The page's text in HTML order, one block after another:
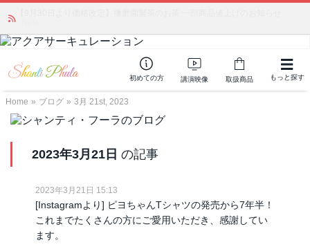
初めての方 講演映像 取扱商品 もっと探す
Home » ブログ » 3月 21st, 2023
2023年3月21日 の記事
2023年3月21日 15:13
[Instagramより] ピヨちゃんTシャツの発売から7年半！
これまでたくさんの方にご愛用いただき、感謝してい
ます。